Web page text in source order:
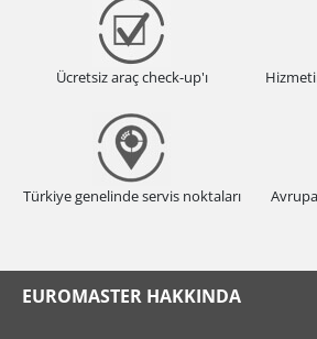
Ücretsiz araç check-up'ı
Türkiye genelinde servis noktaları
EUROMASTER HAKKINDA